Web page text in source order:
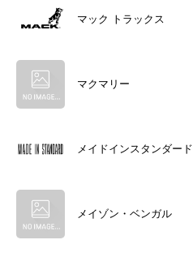
マック トラックス
マクマリー
メイドインスタンダード
メイゾン・ベンガル